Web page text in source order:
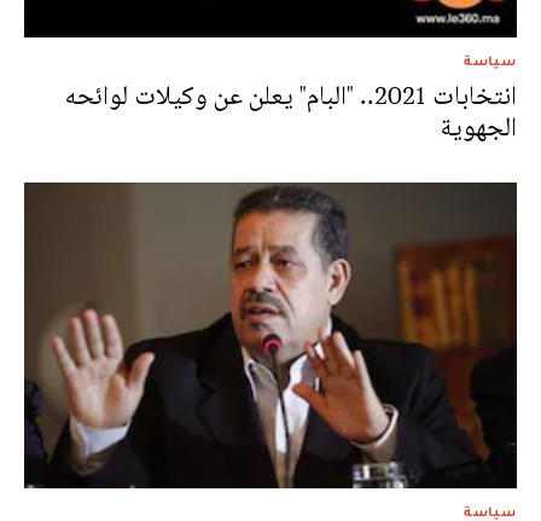
سياسة
انتخابات 2021.. "البام" يعلن عن وكيلات لوائحه
الجهوية
سياسة